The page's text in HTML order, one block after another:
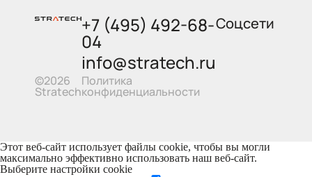
©2026
Stratech
+7 (495) 492-68-
04
info@stratech.ru
Политика
конфиденциальности
Соцсети
Этот веб-сайт использует файлы cookie, чтобы вы могли
максимально эффективно использовать наш веб-сайт.
Выберите настройки cookie